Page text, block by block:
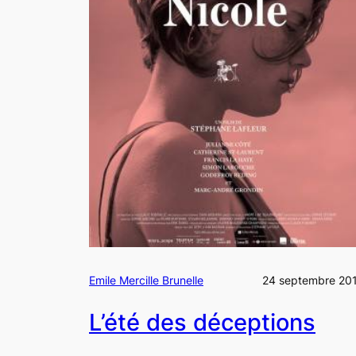
Emile Mercille Brunelle 24 septembre
L’été des déceptions